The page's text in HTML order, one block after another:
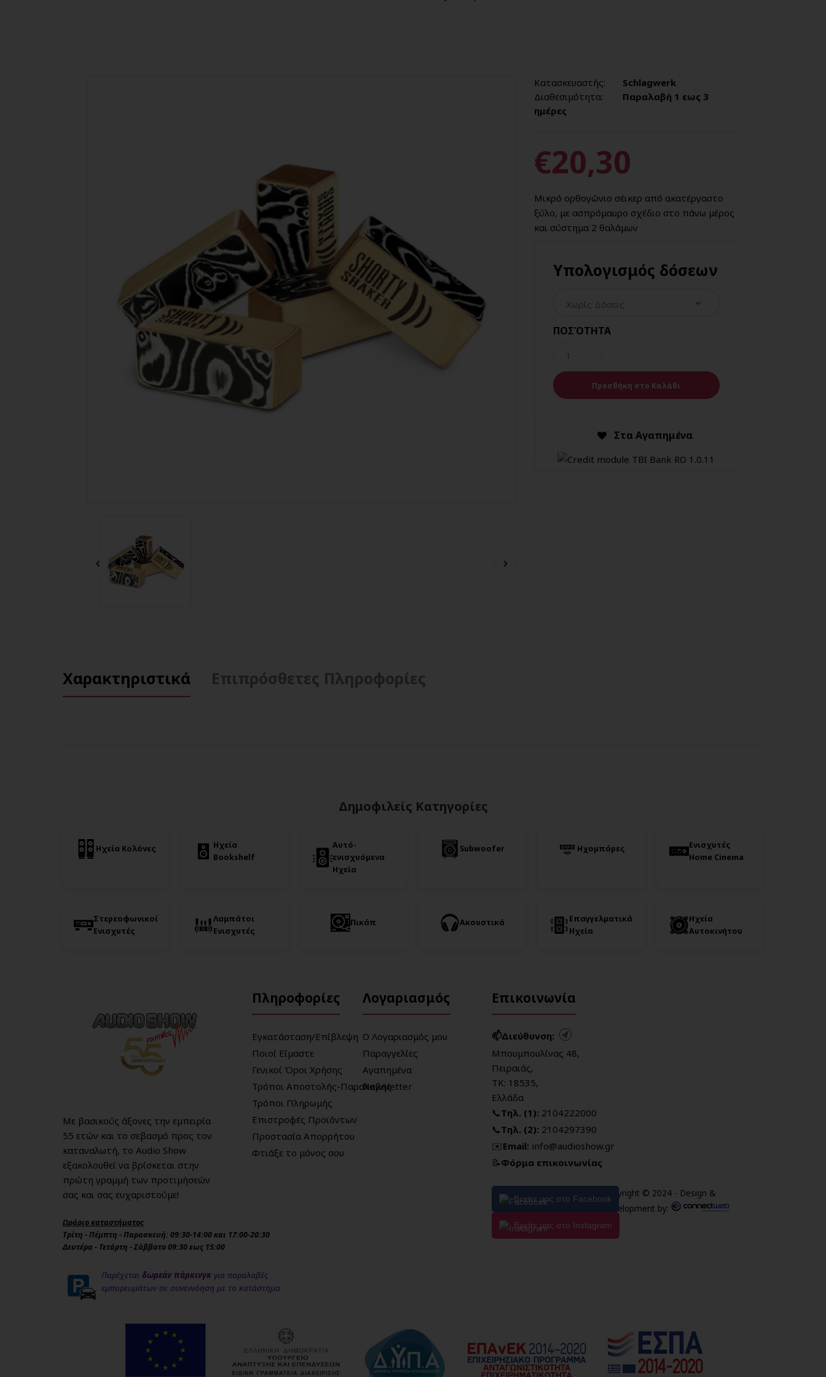
Κατασκευαστής:
Schlagwerk
Διαθεσιμότητα:
Παραλαβή 1 εως 3
ημέρες
€20,30
Μικρό ορθογώνιο σέικερ από ακατέργαστο
ξύλο, με ασπρόμαυρο σχέδιο στο πάνω μέρος
και σύστημα 2 θαλάμων
Υπολογισμός δόσεων
ΠΟΣΌΤΗΤΑ
Στα Αγαπημένα
Χαρακτηριστικά Επιπρόσθετες Πληροφορίες
Δημοφιλείς Κατηγορίες
Ηχεία Κολόνες
Ηχεία
Bookshelf
Αυτό-
ενισχυόμενα
Ηχεία
Subwoofer Ηχομπάρες
Ενισχυτές
Home Cinema
Στερεοφωνικοί
Ενισχυτές
Λαμπάτοι
Ενισχυτές
Πικάπ Ακουστικά
Επαγγελματικά
Ηχεία
Ηχεία
Αυτοκινήτου
Με βασικούς άξονες την εμπειρία
55 ετών και το σεβασμό προς τον
καταναλωτή, το Audio Show
εξακολουθεί να βρίσκεται στην
πρώτη γραμμή των προτιμήσεών
σας και σας ευχαριστούμε!
Ωράριο καταστήματος
Τρίτη - Πέμπτη - Παρασκευή: 09:30-14:00 και 17:00-20:30
Δευτέρα - Τετάρτη - Σάββατο 09:30 εως 15:00
Παρέχεται δωρεάν πάρκινγκ για παραλαβές
εμπορευμάτων σε συνεννόηση με το κατάστημα
Πληροφορίες
Εγκατάσταση/Επίβλεψη
Ποιοί Είμαστε
Γενικοί Όροι Χρήσης
Τρόποι Αποστολής-Παραλαβής
Τρόποι Πληρωμής
Επιστροφές Προϊόντων
Προστασία Απορρήτου
Φτιάξε το μόνος σου
Λογαριασμός
Ο Λογαριασμός μου
Παραγγελίες
Αγαπημένα
Newsletter
Επικοινωνία
📫Διεύθυνση:
Μπουμπουλίνας 48,
Πειραιάς,
ΤΚ: 18535,
Ελλάδα
📞Τηλ. (1): 2104222000
📞Τηλ. (2): 2104297390
✉️Email: info@audioshow.gr
📝Φόρμα επικοινωνίας
Βρείτε μας στο Facebook
Βρείτε μας στο Instagram
Copyright © 2024 - Design &
Development by: